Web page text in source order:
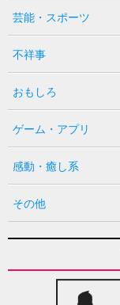
芸能・スポーツ
不祥事
おもしろ
ゲーム・アプリ
感動・癒し系
その他